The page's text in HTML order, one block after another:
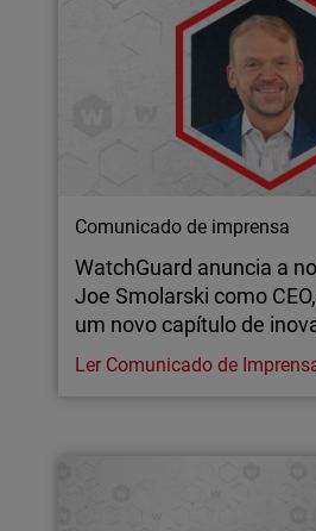
Comunicado de imprensa
WatchGuard anuncia a
Joe Smolarski como
um novo capítulo de
Ler Comunicado de